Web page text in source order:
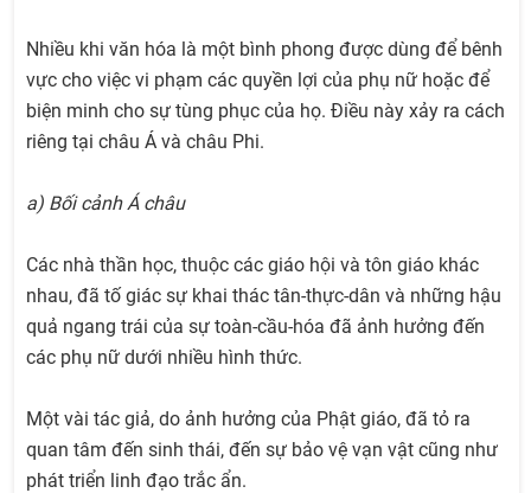
Nhiều khi văn hóa là một bình phong được dùng để bênh
vực cho việc vi phạm các quyền lợi của phụ nữ hoặc để
biện minh cho sự tùng phục của họ. Điều này xảy ra cách
riêng tại châu Á và châu Phi.
a) Bối cảnh Á châu
Các nhà thần học, thuộc các giáo hội và tôn giáo khác
nhau, đã tố giác sự khai thác tân-thực-dân và những hậu
quả ngang trái của sự toàn-cầu-hóa đã ảnh hưởng đến
các phụ nữ dưới nhiều hình thức.
Một vài tác giả, do ảnh hưởng của Phật giáo, đã tỏ ra
quan tâm đến sinh thái, đến sự bảo vệ vạn vật cũng như
phát triển linh đạo trắc ẩn.